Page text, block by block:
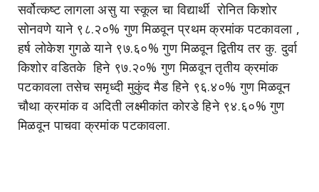
सर्वोत्कष्ट लागला असु या स्कूल चा विद्यार्थी रोनित किशोर
सोनवणे याने ९८.२०% गुण मिळवून प्रथम क्रमांक पटकावला ,
हर्ष लोकेश गुगळे याने ९७.६०% गुण मिळवून द्वितीय तर कु. दुर्वा
किशोर वडितके हिने ९७.२०% गुण मिळवून तृतीय क्रमांक
पटकावला तसेच समृध्दी मुकुंद मैड हिने ९६.४०% गुण मिळवून
चौथा क्रमांक व अदिती लक्ष्मीकांत कोरडे हिने ९४.६०% गुण
मिळवून पाचवा क्रमांक पटकावला.